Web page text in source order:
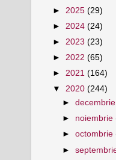
► 2025 (29)
► 2024 (24)
► 2023 (23)
► 2022 (65)
► 2021 (164)
▼ 2020 (244)
►
► noiembrie
►octombrie
►